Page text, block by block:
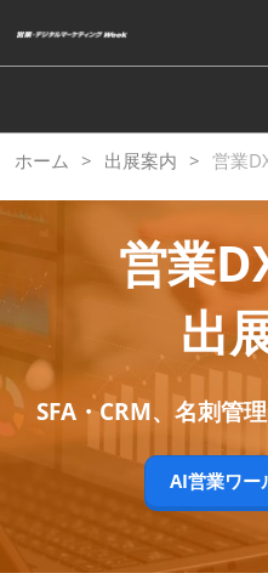
キ
ッ
し
て
進
ホーム 出展案内 営業
営業
出
SFA・CRM、名刺管
AI営業ワ